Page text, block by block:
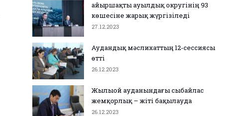
Қайыршақты ауылдық округінің 93
көшесіне жарық жүргізіледі
27.12.2023
Аудандық мәслихаттың 12-сессиясы
өтті
26.12.2023
Жылыой ауданындағы сыбайлас
жемқорлық – жіті бақылауда
26.12.2023